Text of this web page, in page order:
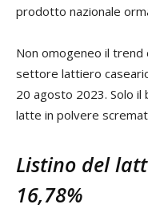
prodotto nazionale
Non omogeneo il trend
settore lattiero
20 agosto 2023. Solo il
latte in polvere
Listino del
16,78%